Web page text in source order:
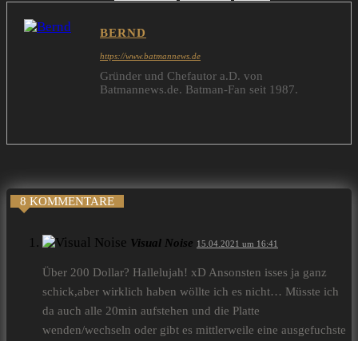
BERND
https://www.batmannews.de
Gründer und Chefautor a.D. von
Batmannews.de. Batman-Fan seit 1987.
8 KOMMENTARE
Visual Noise 15.04.2021 um 16:41
Über 200 Dollar? Hallelujah! xD Ansonsten isses ja ganz
schick,aber wirklich haben wöllte ich es nicht… Müsste ich
da auch alle 20min aufstehen und die Platte
wenden/wechseln oder gibt es mittlerweile eine ausgefuchste